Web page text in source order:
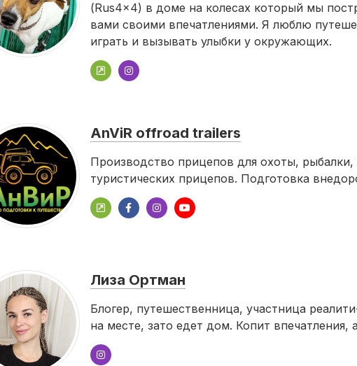
(Rus4x4) в доме на колесах который мы
вами своими впечатлениями. Я люблю
играть и вызывать улыбки у окружающих.
AnViR offroad trailers
Производство прицепов для охоты, рыбалки,
туристических прицепов. Подготовка
Лиза Ортман
Блогер, путешественница, участница
на месте, зато едет дом. Копит впечатления,